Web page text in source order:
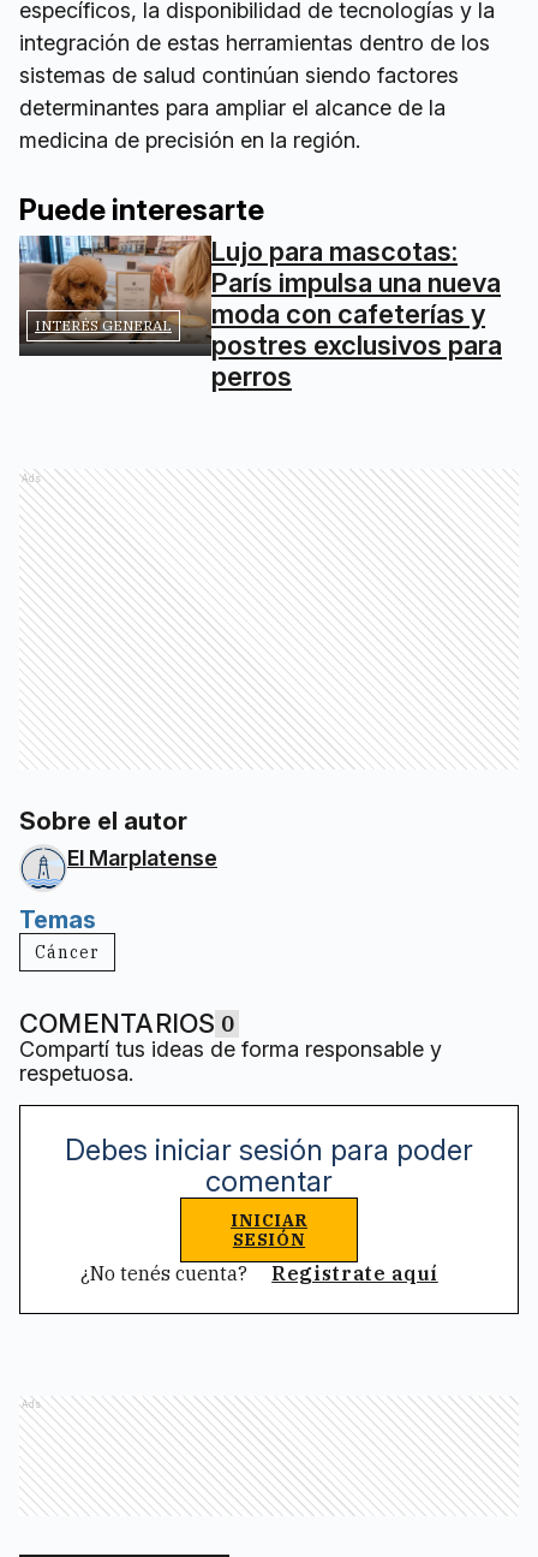
específicos, la disponibilidad de tecnologías y la
integración de estas herramientas dentro de los
sistemas de salud continúan siendo factores
determinantes para ampliar el alcance de la
medicina de precisión en la región.
Puede interesarte
INTERÉS GENERAL
Lujo para mascotas:
París impulsa una nueva
moda con cafeterías y
postres exclusivos para
perros
Ads
Sobre el autor
El Marplatense
Temas
Cáncer
COMENTARIOS 0
Compartí tus ideas de forma responsable y
respetuosa.
Debes iniciar sesión para poder
comentar
INICIAR
SESIÓN
¿No tenés cuenta? Registrate aquí
Ads